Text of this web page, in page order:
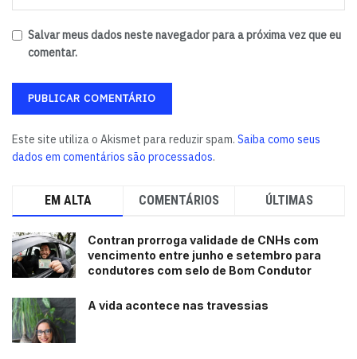
Salvar meus dados neste navegador para a próxima vez que eu
comentar.
Este site utiliza o Akismet para reduzir spam. Saiba como seus
dados em comentários são processados.
EM ALTA COMENTÁRIOS ÚLTIMAS
Contran prorroga validade de CNHs com
vencimento entre junho e setembro para
condutores com selo de Bom Condutor
A vida acontece nas travessias